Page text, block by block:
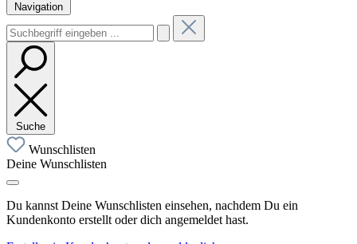
Navigation
Suche
Wunschlisten
Deine Wunschlisten
Du kannst Deine Wunschlisten einsehen, nachdem Du ein
Kundenkonto erstellt oder dich angemeldet hast.